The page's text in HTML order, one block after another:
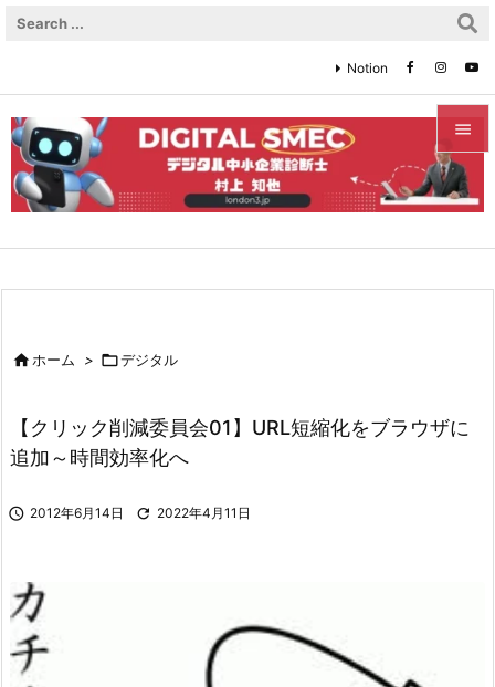


メニュ

検索
Notion
ホーム > デジタル
【クリック削減委員会01】URL短縮化をブラウザに
追加～時間効率化へ
 2012年6月14日  2022年4月11日